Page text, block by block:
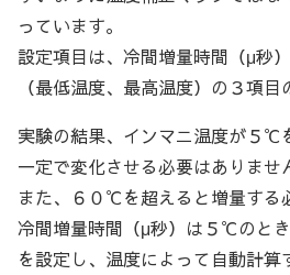
っています。
設定項目は、冷間増量時間（μ秒
（最低温度、最高温度）の３項目
実験の結果、インマニ温度が５℃
一定で変化させる必要はありませ
また、６０℃を超えると増量する
冷間増量時間（μ秒）は５℃のと
を設定し、温度によって自動計算